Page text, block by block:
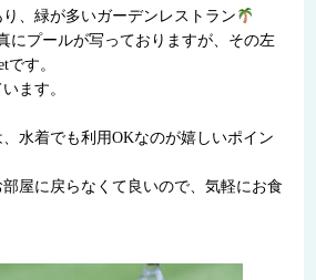
、緑が多いガーデンレストラン
にプールが写っておりますが、その左
です。
ます。
水着でも利用OKなのが嬉しいポイン
屋に戻らなくて良いので、気軽にお食